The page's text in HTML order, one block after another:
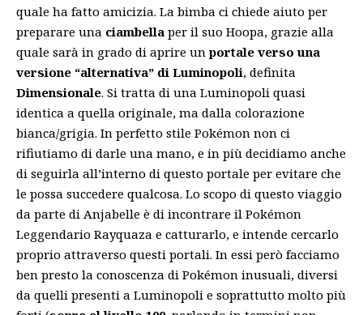
quale ha fatto amicizia. La bimba ci chiede aiuto per
preparare una ciambella per il suo Hoopa, grazie alla
quale sarà in grado di aprire unportale verso una
versione “alternativa” di Luminopoli, definita
Dimensionale. Si tratta di una Luminopoli quasi
identica a quella originale, ma dalla colorazione
bianca/grigia. In perfetto stile Pokémon non ci
rifiutiamo di darle una mano, e in più decidiamo anche
di seguirla all’interno di questo portale per evitare che
le possa succedere qualcosa. Lo scopo di questo viaggio
da parte di Anjabelle è di incontrare il Pokémon
Leggendario Rayquaza e catturarlo, e intende cercarlo
proprio attraverso questi portali. In essi però facciamo
ben presto la conoscenza di Pokémon inusuali, diversi
da quelli presenti a Luminopoli e soprattutto molto più